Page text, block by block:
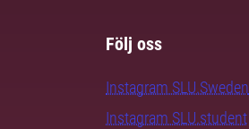
Följ oss
Instagram SLU.Sweden
Instagram SLU.student